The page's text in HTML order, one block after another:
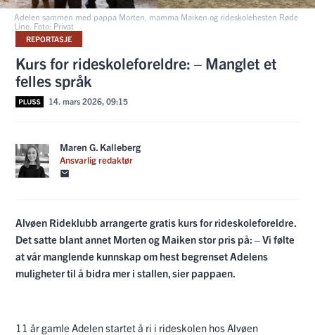
Adelen sammen med pappa Morten, mamma Maiken og rideskolehesten Røde
Line. Foto: Privat
REPORTASJE
Kurs for rideskoleforeldre: – Manglet et
felles språk
14. mars 2026, 09:15
Maren G. Kalleberg
Ansvarlig redaktør
Alvøen Rideklubb arrangerte gratis kurs for rideskoleforeldre.
Det satte blant annet Morten og Maiken stor pris på: – Vi følte
at vår manglende kunnskap om hest begrenset Adelens
muligheter til å bidra mer i stallen, sier pappaen.
11 år gamle Adelen startet å ri i rideskolen hos Alvøen